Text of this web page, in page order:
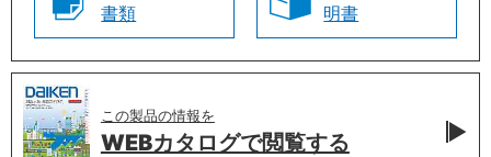
書類
明書
この製品の情報を
WEBカタログで閲覧する